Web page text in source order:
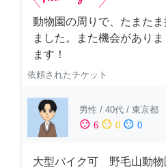
動物園の周りで、たまた
ました。また機会があり
ます！
依頼されたチケット
男性 / 40代 / 東京都
sentiment_satisfied 6 sentiment_neutral 0 sentiment_dissatisfied 0
大型バイク可 野毛山動物